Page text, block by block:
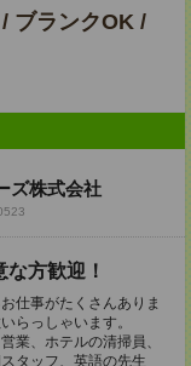
ブランクOK /
ズ株式会社
方歓迎！
仕事がたくさんありま
らっしゃいます。
業、ホテルの清掃員、
スタッフ、英語の先生